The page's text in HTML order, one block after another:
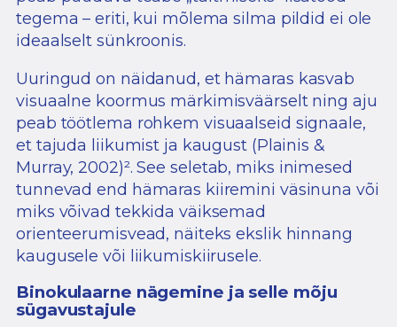
tegema – eriti, kui mõlema silma pildid ei ole
ideaalselt sünkroonis.
Uuringud on näidanud, et hämaras kasvab
visuaalne koormus märkimisväärselt ning aju
peab töötlema rohkem visuaalseid signaale,
et tajuda liikumist ja kaugust (Plainis &
Murray, 2002)².See seletab, miks inimesed
tunnevad end hämaras kiiremini väsinuna või
miks võivad tekkida väiksemad
orienteerumisvead, näiteks ekslik hinnang
kaugusele või liikumiskiirusele.
Binokulaarne nägemine ja selle mõju
sügavustajule